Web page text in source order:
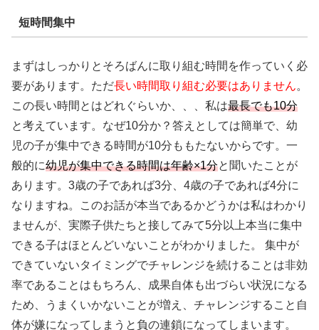
短時間集中
まずはしっかりとそろばんに取り組む時間を作っていく必
要があります。ただ長い時間取り組む必要はありません。
この長い時間とはどれぐらいか、、、私は最長でも10分
と考えています。なぜ10分か？答えとしては簡単で、幼
児の子が集中できる時間が10分ももたないからです。一
般的に幼児が集中できる時間は年齢×1分と聞いたことが
あります。3歳の子であれば3分、4歳の子であれば4分に
なりますね。このお話が本当であるかどうかは私はわかり
ませんが、実際子供たちと接してみて5分以上本当に集中
できる子はほとんどいないことがわかりました。 集中が
できていないタイミングでチャレンジを続けることは非効
率であることはもちろん、成果自体も出づらい状況になる
ため、うまくいかないことが増え、チャレンジすること自
体が嫌になってしまうと負の連鎖になってしまいます。